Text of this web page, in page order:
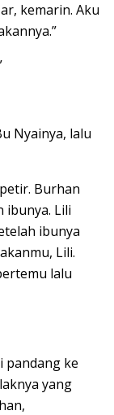
kemarin. Aku
Nyainya, lalu
Burhan
ibunya. Lili
ibunya
Lili.
lalu
pandang ke
yang